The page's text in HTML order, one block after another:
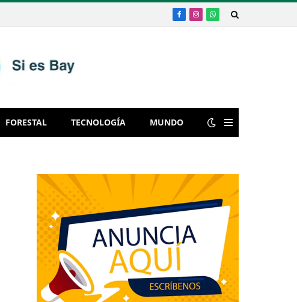
Facebook
Instagram
WhatsApp
FORESTAL TECNOLOGÍA MUNDO